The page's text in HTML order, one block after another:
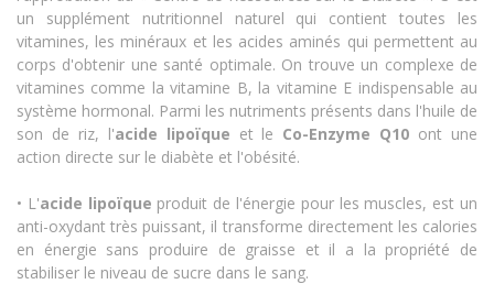
un supplément nutritionnel naturel qui contient toutes les
vitamines, les minéraux et les acides aminés qui permettent au
corps d'obtenir une santé optimale. On trouve un complexe de
vitamines comme la vitamine B, la vitamine E indispensable au
système hormonal. Parmi les nutriments présents dans l'huile de
son de riz, l'acide lipoïque et le Co-Enzyme Q10 ont une
action directe sur le diabète et l'obésité.
• L'acide lipoïque produit de l'énergie pour les muscles, est un
anti-oxydant très puissant, il transforme directement les calories
en énergie sans produire de graisse et il a la propriété de
stabiliser le niveau de sucre dans le sang.